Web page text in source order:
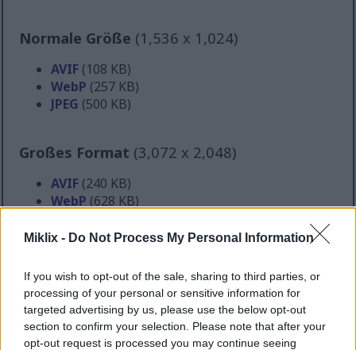
Miklix - Do Not Process My Personal Information
If you wish to opt-out of the sale, sharing to third parties, or
processing of your personal or sensitive information for
targeted advertising by us, please use the below opt-out
section to confirm your selection. Please note that after your
opt-out request is processed you may continue seeing
Normale Größe (1,536 x 1,024)
AVIF (108 KB)
WebP (257 KB)
JPEG (500 KB)
Großes Format (3,072 x 2,048)
AVIF (240 KB)
WebP (628 KB)
AVIF (362 KB)
WebP(1 MB)
JPEG(2.7 MB)